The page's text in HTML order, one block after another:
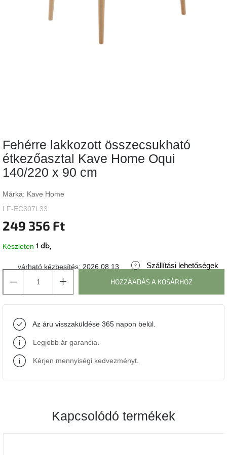
gyűjtemény
Kave
Home
Richmond
J-
gyűjtemény
Ame
Yens
gyűjtemény
Szezonális
Fehérre lakkozott összecsukható
étkezőasztal Kave Home Oqui
140/220 x 90 cm
Márka: Kave Home
LF-EC307L33
249 356 Ft
Készleten
várható kézbesítés: 2026.08.13 Szállítási lehetőségek
1 db
HOZZÁADÁS A KOSÁRHOZ
Az áru visszaküldése 365 napon belül.
Legjobb ár garancia
Kérjen mennyiségi kedvezményt
Kapcsolódó termékek